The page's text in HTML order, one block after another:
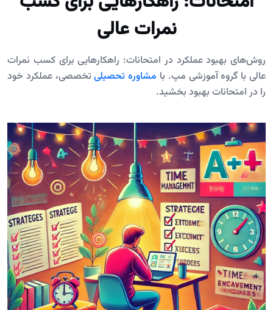
نمرات عالی
روش‌های بهبود عملکرد در امتحانات: راهکارهایی برای کسب نمرات
عالی با گروه آموزشی مپ. با مشاوره تحصیلیتخصصی، عملکرد خود
را در امتحانات بهبود بخشید.